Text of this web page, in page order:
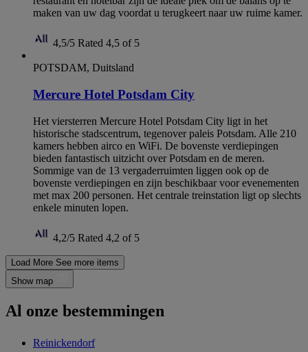
maken van uw dag voordat u terugkeert naar uw ruime kamer.
4,5/5 Rated 4,5 of 5
POTSDAM, Duitsland
Mercure Hotel Potsdam City
Het viersterren Mercure Hotel Potsdam City ligt in het
historische stadscentrum, tegenover paleis Potsdam. Alle 210
kamers hebben airco en WiFi. De bovenste verdiepingen
bieden fantastisch uitzicht over Potsdam en de meren.
Sommige van de 13 vergaderruimten liggen ook op de
bovenste verdiepingen en zijn beschikbaar voor evenementen
met max 200 personen. Het centrale treinstation ligt op slechts
enkele minuten lopen.
4,2/5 Rated 4,2 of 5
Load More See more items
Show map
Al onze bestemmingen
Reinickendorf